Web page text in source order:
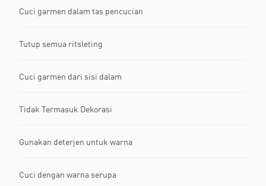
Cuci garmen dalam tas pencucian
Tutup semua ritsleting
Cuci garmen dari sisi dalam
Tidak Termasuk Dekorasi
Gunakan deterjen untuk warna
Cuci dengan warna serupa